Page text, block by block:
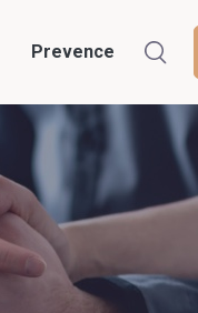
Prevence